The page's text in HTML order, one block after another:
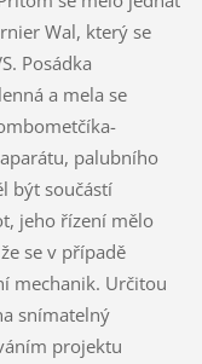
Wal, který se
Posádka
a mela se
palubního
být součástí
jeho řízení mělo
se v případě
mechanik. Určitou
snímatelný
projektu